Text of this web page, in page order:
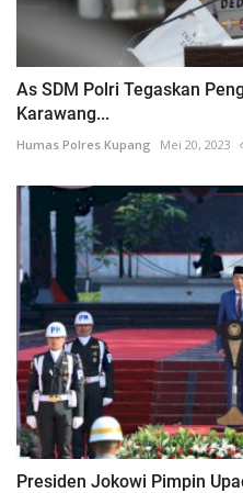
As SDM Polri Tegaskan
Karawang...
Humas Polres Kupang Mei 20, 2023
Presiden Jokowi Pimpin